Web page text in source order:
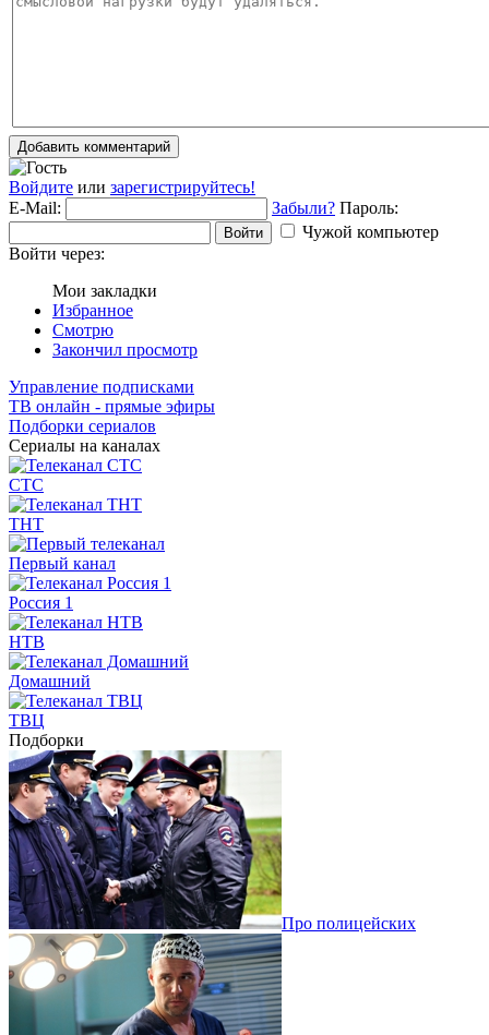
Добавить комментарий
Войдите или зарегистрируйтесь!
E-Mail:
Забыли? Пароль:
Войти
Чужой компьютер
Войти через:
Мои закладки
Избранное
Смотрю
Закончил просмотр
Управление подписками
ТВ онлайн - прямые эфиры
Подборки сериалов
Сериалы на каналах
СТС
ТНТ
Первый канал
Россия 1
НТВ
Домашний
ТВЦ
Подборки
Про полицейских